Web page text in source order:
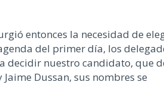
entonces la necesidad de
del primer día, los
decidir nuestro candidato, que
Dussan, sus nombres se